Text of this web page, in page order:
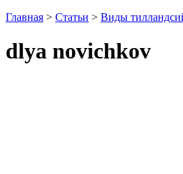
Главная > Статьи > Виды
dlya novichkov